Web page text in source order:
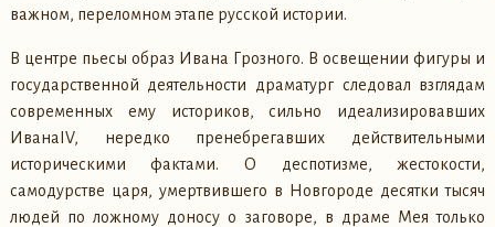
важном, переломном этапе русской истории.
В центре пьесы образ Ивана Грозного. В освещении фигуры и
государственной деятельности драматург следовал взглядам
современных ему историков, сильно идеализировавших
ИванаIV, нередко пренебрегавших действительными
историческими фактами. О деспотизме, жестокости,
самодурстве царя, умертвившего в Новгороде десятки тысяч
людей по ложному доносу о заговоре, в драме Мея только